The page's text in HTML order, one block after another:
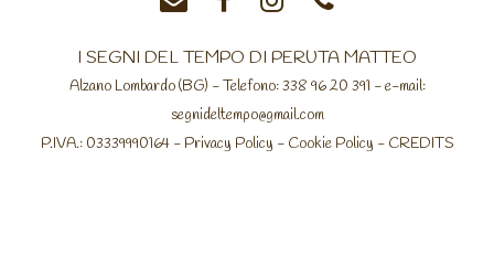
I SEGNI DEL TEMPO DI PERUTA MATTEO
Alzano Lombardo (BG) - Telefono: 338 96 20 391 - e-mail:
segnideltempo@gmail.com
P.IVA.: 03339990164 - Privacy Policy - Cookie Policy - CREDITS